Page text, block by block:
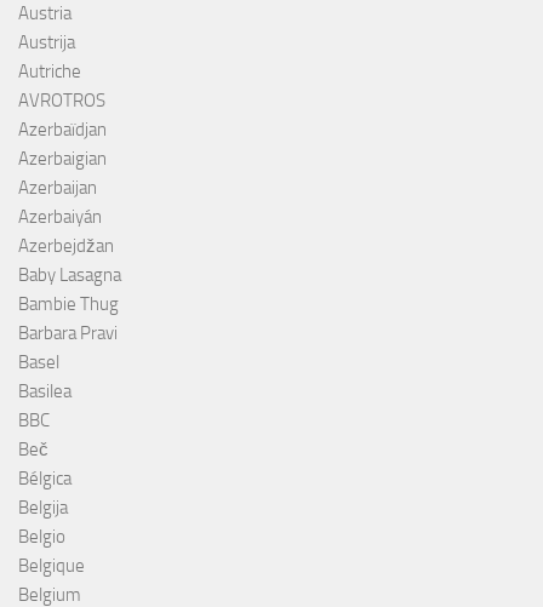
Austria
Austrija
Autriche
AVROTROS
Azerbaïdjan
Azerbaigian
Azerbaijan
Azerbaiyán
Azerbejdžan
Baby Lasagna
Bambie Thug
Barbara Pravi
Basel
Basilea
BBC
Beč
Bélgica
Belgija
Belgio
Belgique
Belgium